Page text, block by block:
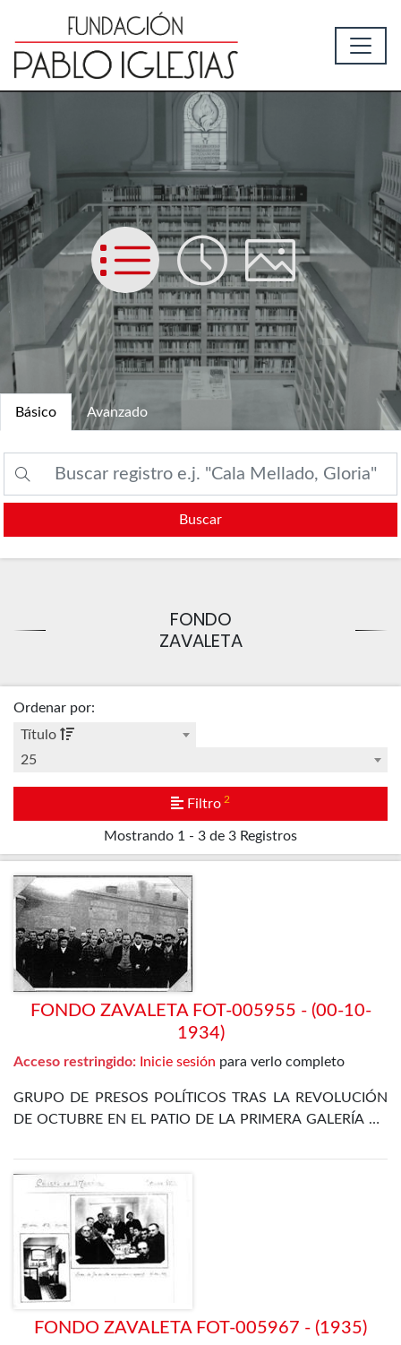
List Time Picture
Básico Avanzado
Buscar
FONDO
ZAVALETA
Mostrando 1 - 3 de 3 Registros
Ordenar por:
Título
25
Filtro 2
FONDO ZAVALETA FOT-005955 - (00-10-
1934)
Acceso restringido: Inicie sesión para verlo completo
GRUPO DE PRESOS POLÍTICOS TRAS LA REVOLUCIÓN
DE OCTUBRE EN EL PATIO DE LA PRIMERA GALERÍA DE
ENCUENTRA EL PROPIO ZAVALETA, ENRIQUE DE
FRANCISCO, JOSÉ GÓMEZ OSORIO, PETREL Y JOSÉ
DÍAZ ALOR
FONDO ZAVALETA FOT-005967 - (1935)